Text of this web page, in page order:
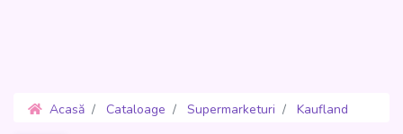
Acasă Cataloage Supermarketuri
Kaufland